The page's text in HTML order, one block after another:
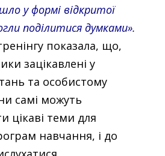
у формі відкритої
поділитися думками».
показала, що,
зацікавлені у
та особистому
самі можуть
цікаві теми для
навчання, і до